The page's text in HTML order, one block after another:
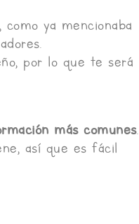
ya mencionaba
por lo que te será
más comunes.
así que es fácil